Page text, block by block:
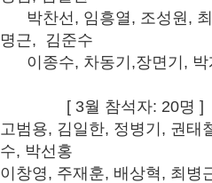
박찬선, 임흥열, 조성원,
명근, 김준수
이종수, 차동기,장면기, 박
[ 3월 참석자: 20명 ]
고범용, 김일한, 정병기, 권
수, 박선홍
이창영, 주재훈, 배상혁, 최